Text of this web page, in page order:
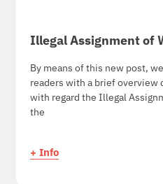
Illegal Assignment of
By means of this new post,
readers with a brief overview
with regard the Illegal
the
+ Info